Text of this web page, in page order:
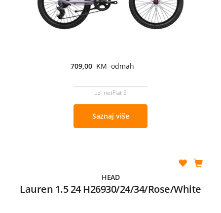
709,00 KM odmah
uz netFlat S
Saznaj više
HEAD
Lauren 1.5 24 H26930/24/34/Rose/White